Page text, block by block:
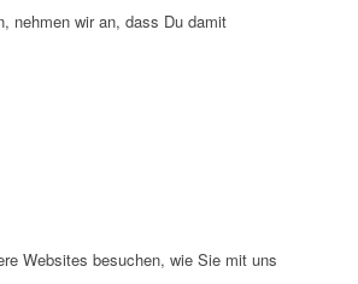
nehmen wir an, dass Du damit
Websites besuchen, wie Sie mit uns